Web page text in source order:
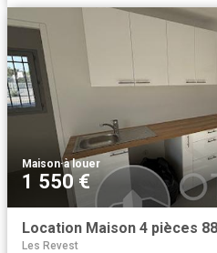
Maison·à louer
1 550 €
Les Revest